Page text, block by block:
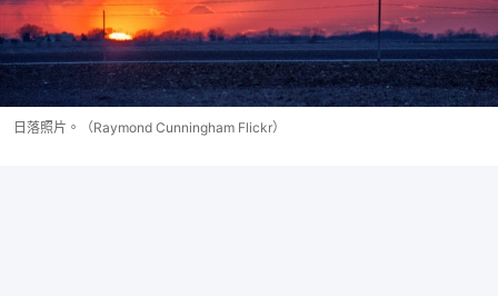
日落照片。（Raymond Cunningham Flickr）